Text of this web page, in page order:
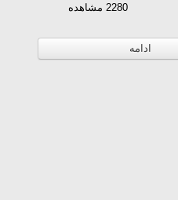
کانترها "
2280 مشاهده
ادامه